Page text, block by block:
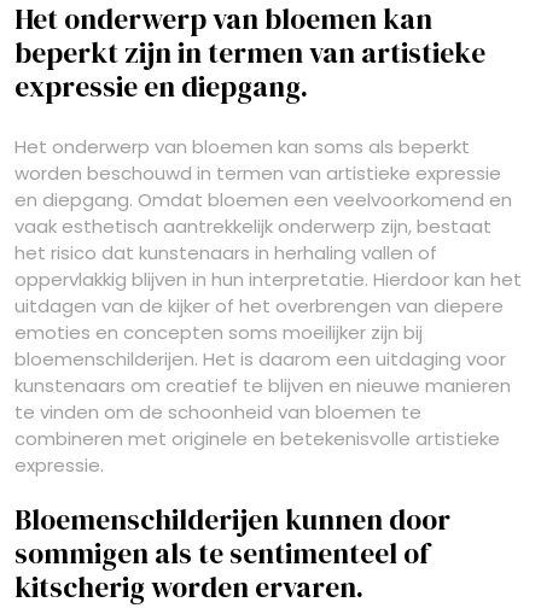
Het onderwerp van bloemen kan
beperkt zijn in termen van artistieke
expressie en diepgang.
Het onderwerp van bloemen kan soms als beperkt
worden beschouwd in termen van artistieke expressie
en diepgang. Omdat bloemen een veelvoorkomend en
vaak esthetisch aantrekkelijk onderwerp zijn, bestaat
het risico dat kunstenaars in herhaling vallen of
oppervlakkig blijven in hun interpretatie. Hierdoor kan het
uitdagen van de kijker of het overbrengen van diepere
emoties en concepten soms moeilijker zijn bij
bloemenschilderijen. Het is daarom een uitdaging voor
kunstenaars om creatief te blijven en nieuwe manieren
te vinden om de schoonheid van bloemen te
combineren met originele en betekenisvolle artistieke
expressie.
Bloemenschilderijen kunnen door
sommigen als te sentimenteel of
kitscherig worden ervaren.